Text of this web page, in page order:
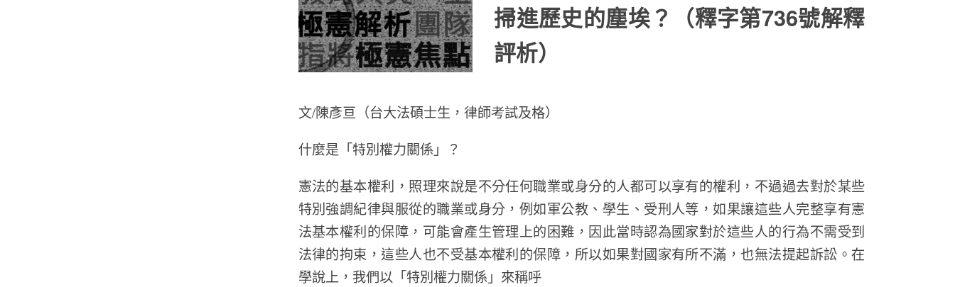
掃進歷史的塵埃？（釋字第736號解釋
評析）
文/陳彥亘（台大法碩士生，律師考試及格）
什麼是「特別權力關係」？
憲法的基本權利，照理來說是不分任何職業或身分的人都可以享有的權利，不過過去對於某些
特別強調紀律與服從的職業或身分，例如軍公教、學生、受刑人等，如果讓這些人完整享有憲
法基本權利的保障，可能會產生管理上的困難，因此當時認為國家對於這些人的行為不需受到
法律的拘束，這些人也不受基本權利的保障，所以如果對國家有所不滿，也無法提起訴訟。在
學說上，我們以「特別權力關係」來稱呼